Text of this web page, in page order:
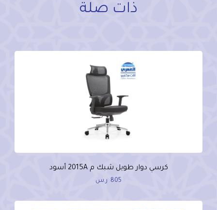
ذات صلة
كرسي دوار طويل شبك م 2015A أسود
805 ر.س